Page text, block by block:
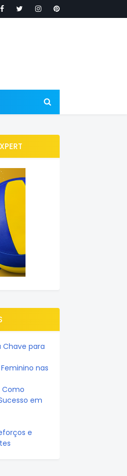
Chave para
nas
Como
em
e